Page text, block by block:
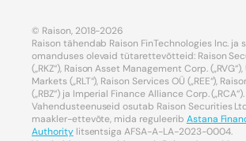
© Raison, 2018-2026
Raison tähendab Raison FinTechnologies Inc. ja
omanduses olevaid tütarettevõtteid: Raison
(„RKZ“), Raison Asset Management Corp. („RVG“),
Markets („RLT“), Raison Services OÜ („REE“),
(„RBZ“) ja Imperial Finance Alliance Corp. („RCA“).
Vahendusteenuseid osutab Raison Securities
maakler-ettevõte, mida reguleerib Astana
Authoritylitsentsiga AFSA-A-LA-2023-0004.